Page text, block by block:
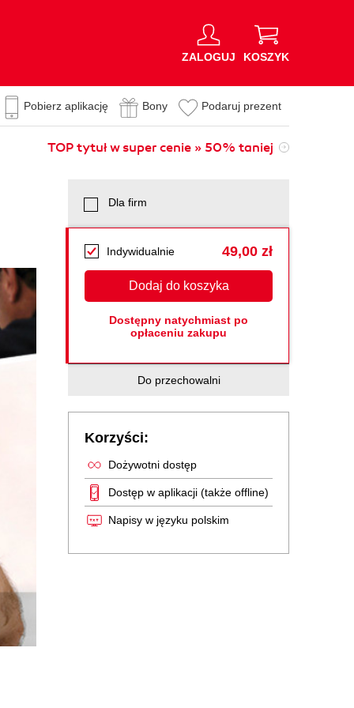
ZALOGUJ KOSZYK
Pobierz aplikację Bony Podaruj prezent
TOP tytuł w super cenie » 50% taniej
Dla firm
Indywidualnie 49,00 zł
Dodaj do koszyka
Dostępny natychmiast po
opłaceniu zakupu
Do przechowalni
Korzyści:
Dożywotni dostęp
Dostęp w aplikacji (także offline)
Napisy w języku polskim